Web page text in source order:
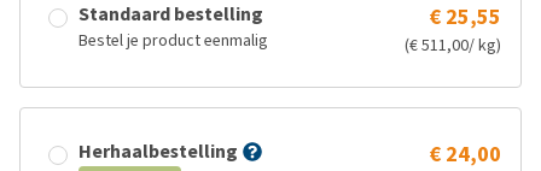
Standaard bestelling
Bestel je product eenmalig
€ 25,55
(€ 511,00/ kg)
Herhaalbestelling € 24,00